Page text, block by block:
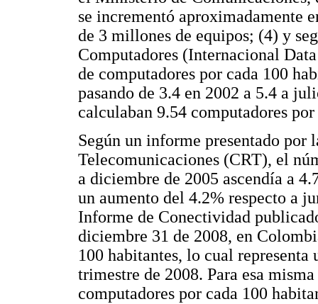
se incrementó aproximadamente
de 3 millones de equipos; (4) y
Computadores (Internacional
de computadores por cada 100
pasando de 3.4 en 2002 a 5.4 a
calculaban 9.54 computadores
Según un informe presentado por
Telecomunicaciones (CRT), el
a diciembre de 2005 ascendía a
un aumento del 4.2% respecto a
Informe de Conectividad
diciembre 31 de 2008, en
100 habitantes, lo cual
trimestre de 2008. Para esa
computadores por cada 100